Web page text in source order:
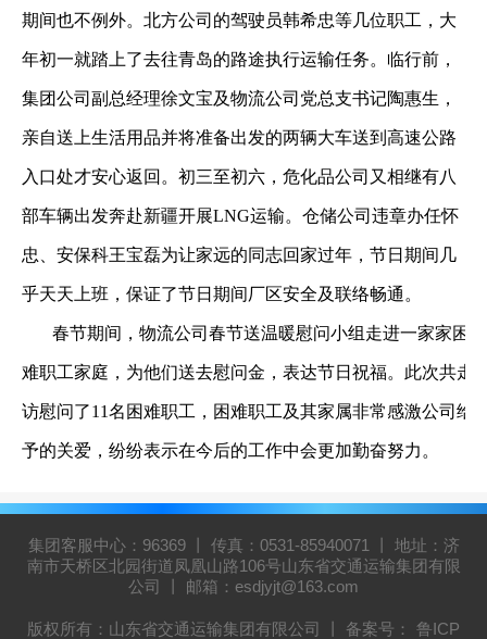
期间也不例外。北方公司的驾驶员韩希忠等几位职工，大
年初一就踏上了去往青岛的路途执行运输任务。临行前，
集团公司副总经理徐文宝及物流公司党总支书记陶惠生，
亲自送上生活用品并将准备出发的两辆大车送到高速公路
入口处才安心返回。初三至初六，危化品公司又相继有八
部车辆出发奔赴新疆开展LNG运输。仓储公司违章办任怀
忠、安保科王宝磊为让家远的同志回家过年，节日期间几
乎天天上班，保证了节日期间厂区安全及联络畅通。
春节期间，物流公司春节送温暖慰问小组走进一家家困
难职工家庭，为他们送去慰问金，表达节日祝福。此次共走
访慰问了11名困难职工，困难职工及其家属非常感激公司给
予的关爱，纷纷表示在今后的工作中会更加勤奋努力。
集团客服中心：96369 丨 传真：0531-85940071 丨 地址：济
南市天桥区北园街道凤凰山路106号山东省交通运输集团有限
公司 丨 邮箱：esdjyjt@163.com
版权所有：山东省交通运输集团有限公司 丨 备案号： 鲁ICP